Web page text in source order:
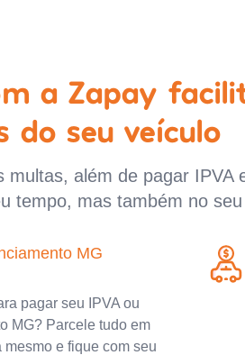
a Zapay
do seu veículo
além de pagar IPVA
tempo, mas também no seu
MG
pagar seu IPVA ou
MG? Parcele tudo em
mesmo e fique com seu